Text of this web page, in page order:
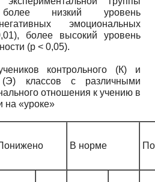
более низкий уровень
эмоциональных
более высокий уровень
(p < 0,05).
контрольного (К) и
(Э) классов с различными
отношения к учению в
на «уроке»
В норме